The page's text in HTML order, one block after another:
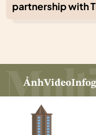
partnership with
ẢnhVideo